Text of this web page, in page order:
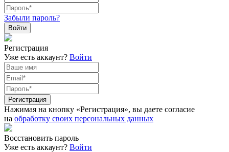
Забыли пароль?
Регистрация
Уже есть аккаунт? Войти
Нажимая на кнопку «Регистрация», вы даете согласие
на обработку своих персональных данных
Восстановить пароль
Уже есть аккаунт? Войти